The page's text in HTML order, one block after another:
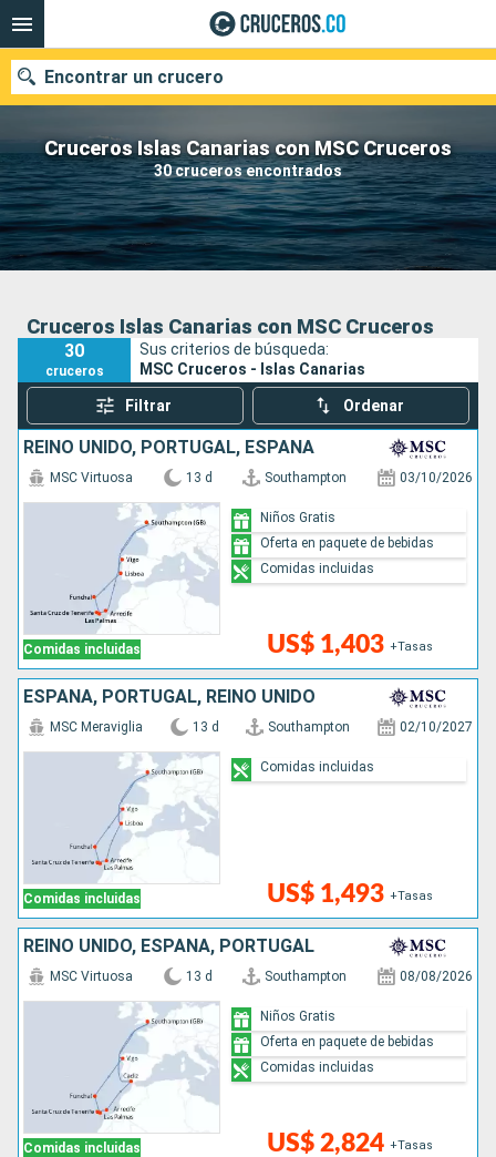
Cruceros Islas Canarias con MSC Cruceros
30 cruceros encontrados
Encontrar un crucero
Fecha de salida
Buscar
Cruceros Islas Canarias con MSC Cruceros
30
cruceros
Sus criterios de búsqueda:
MSC Cruceros - Islas Canarias
Filtrar Ordenar
REINO UNIDO, PORTUGAL, ESPAÑA
Comidas incluidas
MSC Virtuosa 13 d Southampton 03/10/2026
US$ 1,403 +Tasas
Niños Gratis
Oferta en paquete de bebidas
Comidas incluidas
ESPAÑA, PORTUGAL, REINO UNIDO
Comidas incluidas
MSC Meraviglia 13 d Southampton 02/10/2027
US$ 1,493 +Tasas
Comidas incluidas
REINO UNIDO, ESPAÑA, PORTUGAL
Comidas incluidas
MSC Virtuosa 13 d Southampton 08/08/2026
US$ 2,824 +Tasas
Niños Gratis
Oferta en paquete de bebidas
Comidas incluidas